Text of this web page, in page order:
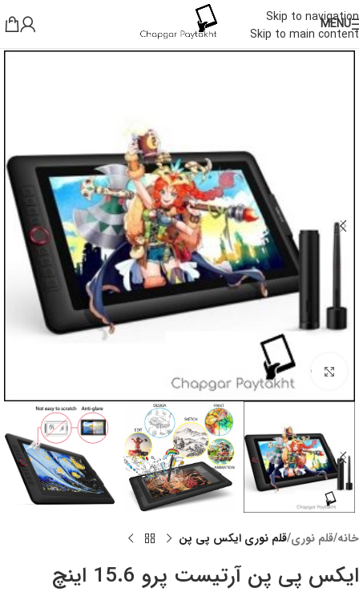
Skip to navigation
Skip to main content
MENU
Click to enlarge
خانه قلم نوری قلم نوری ایکس پی پن
ایکس پی پن آرتیست پرو 15.6 اینچ